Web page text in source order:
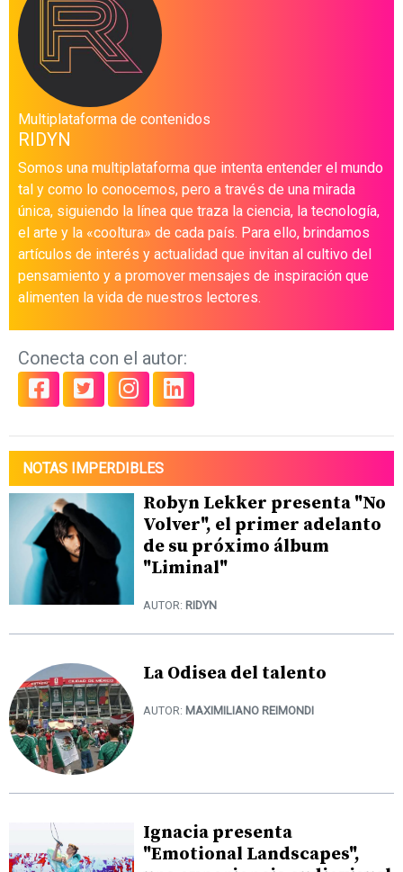
Multiplataforma de contenidos
RIDYN
Somos una multiplataforma que intenta entender el mundo
tal y como lo conocemos, pero a través de una mirada
única, siguiendo la línea que traza la ciencia, la tecnología,
el arte y la «cooltura» de cada país. Para ello, brindamos
artículos de interés y actualidad que invitan al cultivo del
pensamiento y a promover mensajes de inspiración que
alimenten la vida de nuestros lectores.
Conecta con el autor:
NOTAS IMPERDIBLES
Robyn Lekker presenta "No
Volver", el primer adelanto
de su próximo álbum
"Liminal"
AUTOR: RIDYN
La Odisea del talento
AUTOR: MAXIMILIANO REIMONDI
Ignacia presenta
"Emotional Landscapes",